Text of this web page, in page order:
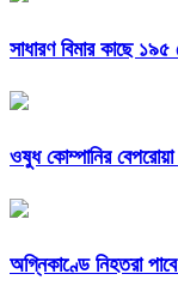
সাধারণ বিমার কাছে
ওষুধ কোম্পানির বেপরোয়া
অগ্নিকাণ্ডে নিহতরা